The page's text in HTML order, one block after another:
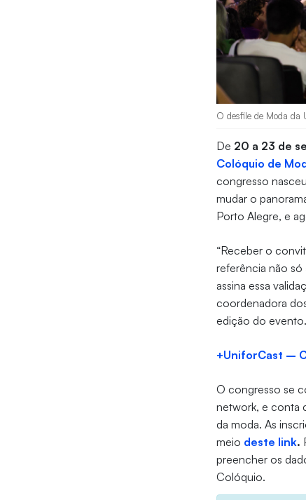
O desfile de Moda da
De 20 a 23 de
Colóquio de
congresso
mudar o
Porto Alegre, e
“Receber o
referência não
assina essa
coordenadora
edição do evento.
+UniforCast –
O congresso se
network, e conta
da moda. As
meio deste link.
preencher os
Colóquio.